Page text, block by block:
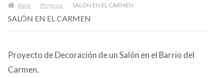
PROYECTOS
QUIÉNES SOMOS
Inicio Proyectos SALÓN EN EL CARMEN
SALÓN EN EL CARMEN
Proyecto de Decoración de un Salón en el Barrio del
Carmen.